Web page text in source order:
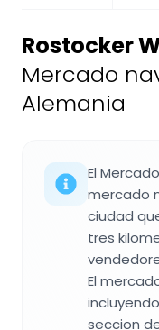
Rostocker
Mercado
Alemania
El
mercado
ciudad
tres
El
seccion